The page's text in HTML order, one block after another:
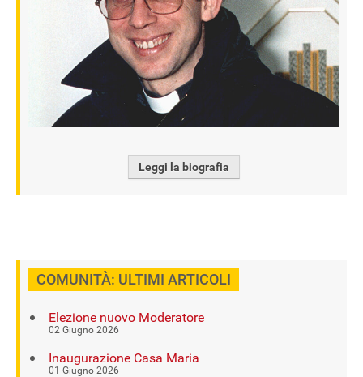
Leggi la biografia
COMUNITÀ: ULTIMI ARTICOLI
Elezione nuovo Moderatore
02 Giugno 2026
Inaugurazione Casa Maria
01 Giugno 2026